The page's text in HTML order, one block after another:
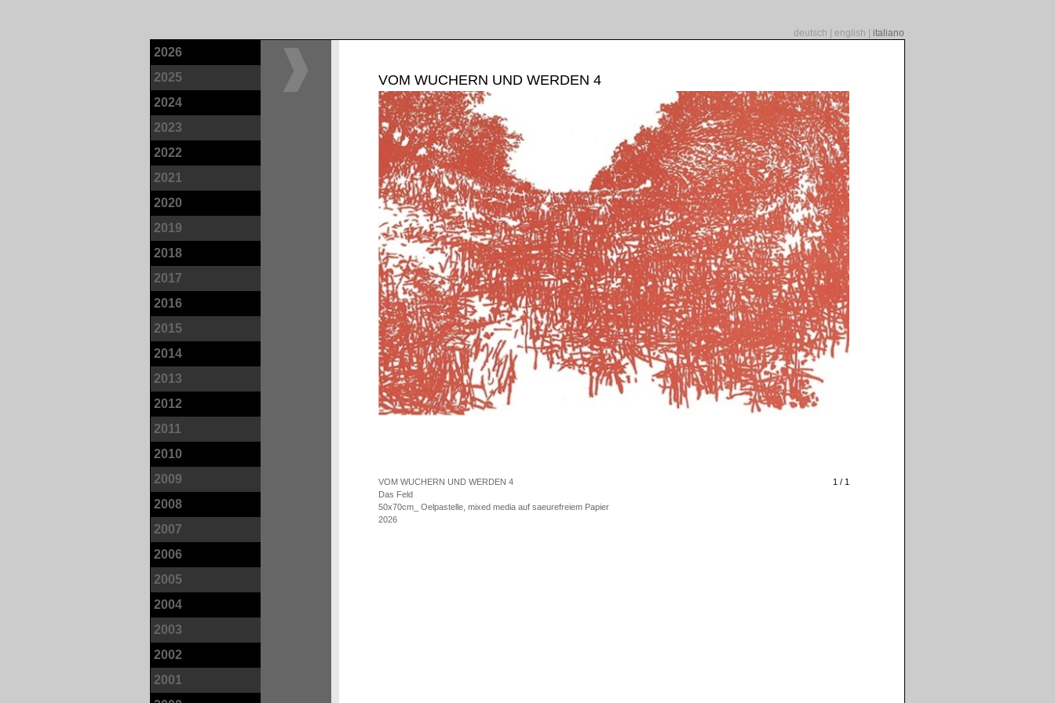
deutsch english italiano
2026
2025
2024
2023
2022
2021
2020
2019
2018
2017
2016
2015
2014
2013
2012
2011
2010
2009
2008
2007
2006
2005
2004
2003
2002
2001
VOM WUCHERN UND WERDEN 4
1 / 1
VOM WUCHERN UND WERDEN 4
Das Feld
50x70cm_ Oelpastelle, mixed media auf saeurefreiem Papier
2026